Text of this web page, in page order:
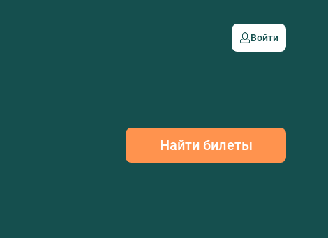
Войти
Найти билеты